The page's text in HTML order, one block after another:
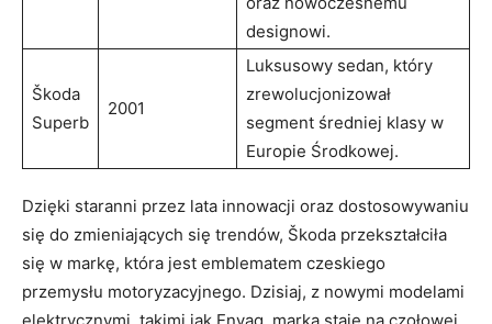
⁤designowi.
Škoda
Superb
2001
Luksusowy sedan, który
zrewolucjonizował
segment ⁣średniej klasy w
Europie Środkowej.
Dzięki staranni przez ‍lata ​innowacji oraz dostosowywaniu‍
się do ‌zmieniających się trendów, Škoda⁣ przekształciła
się w markę, ⁢która jest emblematem czeskiego
przemysłu motoryzacyjnego. Dzisiaj, z⁢ nowymi modelami